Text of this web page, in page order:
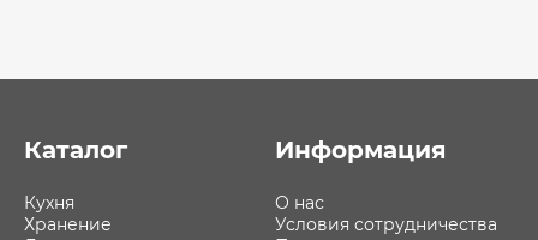
Каталог
Кухня
Хранение
Информация
О нас
Условия сотрудничества